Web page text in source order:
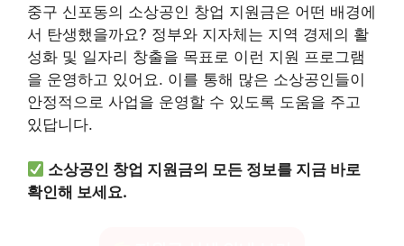
중구 신포동의 소상공인 창업 지원금은 어떤 배경에
서 탄생했을까요? 정부와 지자체는 지역 경제의 활
성화 및 일자리 창출을 목표로 이런 지원 프로그램
을 운영하고 있어요. 이를 통해 많은 소상공인들이
안정적으로 사업을 운영할 수 있도록 도움을 주고
있답니다.
소상공인 창업 지원금의 모든 정보를 지금 바로
확인해 보세요.